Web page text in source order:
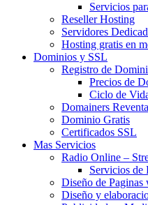
Servicios
Reseller Hosting
Servidores
Hosting gratis en
Dominios y SSL
Registro de
Precios de
Ciclo de
Domainers
Dominio Gratis
Certificados SSL
Mas Servicios
Radio Online –
Servicios de
Diseño de Paginas
Diseño y